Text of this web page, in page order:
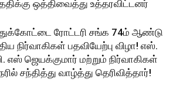
ஒத்திவைத்து உத்தரவிட்டனர்
ரோட்டரி சங்க 74ம் ஆண்டு
நிர்வாகிகள் பதவியேற்பு விழா! எஸ்.
எஸ் ஜெயக்குமார் மற்றும் நிர்வாகிகள்
சந்தித்து வாழ்த்து தெரிவித்தார்!